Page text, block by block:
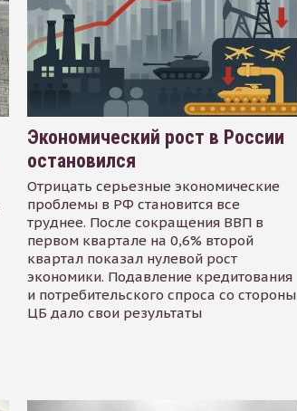
Экономический рост в России
остановился
Отрицать серьезные экономические
проблемы в РФ становится все
труднее. После сокращения ВВП в
первом квартале на 0,6% второй
квартал показал нулевой рост
экономики. Подавление кредитования
и потребительского спроса со стороны
ЦБ дало свои результаты